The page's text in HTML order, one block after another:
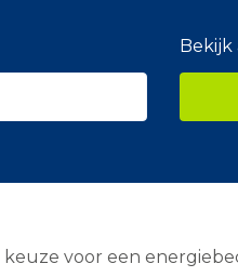
Bekijk
voor een